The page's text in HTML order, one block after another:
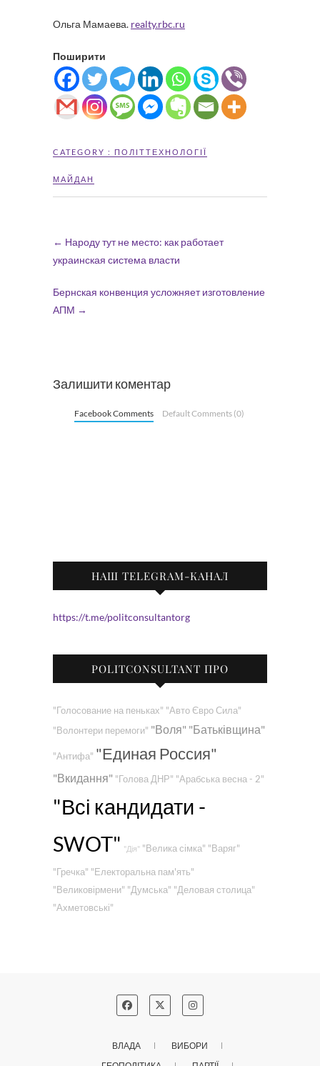
Ольга Мамаева. realty.rbc.ru
Поширити
CATEGORY : ПОЛІТТЕХНОЛОГІЇ
МАЙДАН
← Народу тут не место: как работает
украинская система власти
Бернская конвенция усложняет изготовление
АПМ →
Залишити коментар
Facebook Comments Default Comments (0)
НАШ TELEGRAM-КАНАЛ
https://t.me/politconsultantorg
POLITCONSULTANT ПРО
"Голосование на пеньках" "Авто Євро Сила"
"Волонтери перемоги" "Воля" "Батьківщина"
"Антифа" "Единая Россия"
"Вкидання" "Голова ДНР" "Арабська весна - 2"
"Всі кандидати -
SWOT" "Дія" "Велика сімка" "Варяг"
"Гречка" "Електоральна пам'ять"
"Великовірмени" "Думська" "Деловая столица"
"Ахметовські"
ВЛАДА
ВИБОРИ